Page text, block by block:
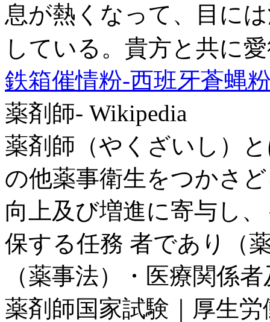
息が熱くなって、目に
している。貴方と共に
鉄箱催情粉-西班牙蒼蝿
薬剤師- Wikipedia
薬剤師（やくざいし）
の他薬事衛生をつかさ
向上及び増進に寄与し
保する任務 者であり（
（薬事法）・医療関係
薬剤師国家試験｜厚生労